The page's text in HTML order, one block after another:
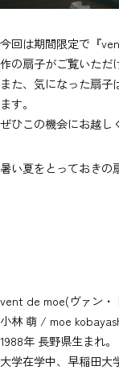
今回は期間限定で『
作の扇子がご覧いただ
また、気になった扇子
ます。
ぜひこの機会にお越し
暑い夏をとっておきの
vent de moe(ヴァン・
小林 萌 / moe
1988年 長野県生まれ。
大学在学中、早稲田大